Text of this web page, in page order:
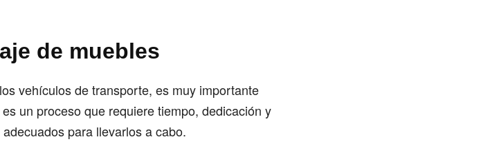
de muebles
vehículos de transporte, es muy importante
un proceso que requiere tiempo, dedicación y
para llevarlos a cabo.